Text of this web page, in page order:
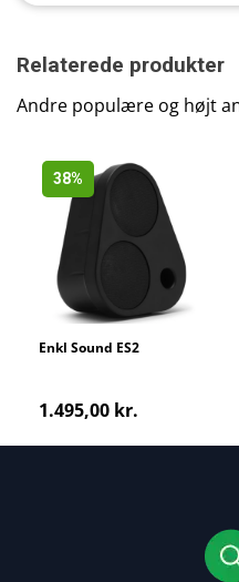
Relaterede produkter
Andre populære og højt
38%
Enkl Sound ES2
1.495,00 kr.